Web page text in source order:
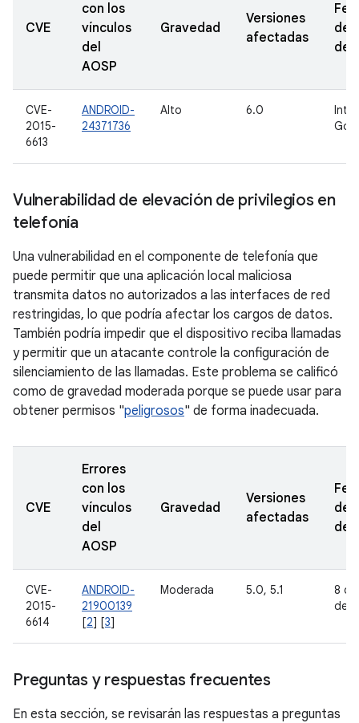
CVE
con los
vínculos
del
AOSP
Gravedad
Versiones
afectadas
de
CVE-
2015-
6613
ANDROID-
24371736
Alto 6.0
Vulnerabilidad de elevación de privilegios en
telefonía
Una vulnerabilidad en el componente de telefonía que
puede permitir que una aplicación local maliciosa
transmita datos no autorizados a las interfaces de red
restringidas, lo que podría afectar los cargos de datos.
También podría impedir que el dispositivo reciba llamadas
y permitir que un atacante controle la configuración de
silenciamiento de las llamadas. Este problema se calificó
como de gravedad moderada porque se puede usar para
obtener permisos "peligrosos" de forma inadecuada.
CVE
Errores
con los
vínculos
del
AOSP
Gravedad
Versiones
afectadas
de
CVE-
2015-
6614
ANDROID-
21900139
[2] [3]
Moderada 5.0, 5.1
8
de
Preguntas y respuestas frecuentes
En esta sección, se revisarán las respuestas a preguntas